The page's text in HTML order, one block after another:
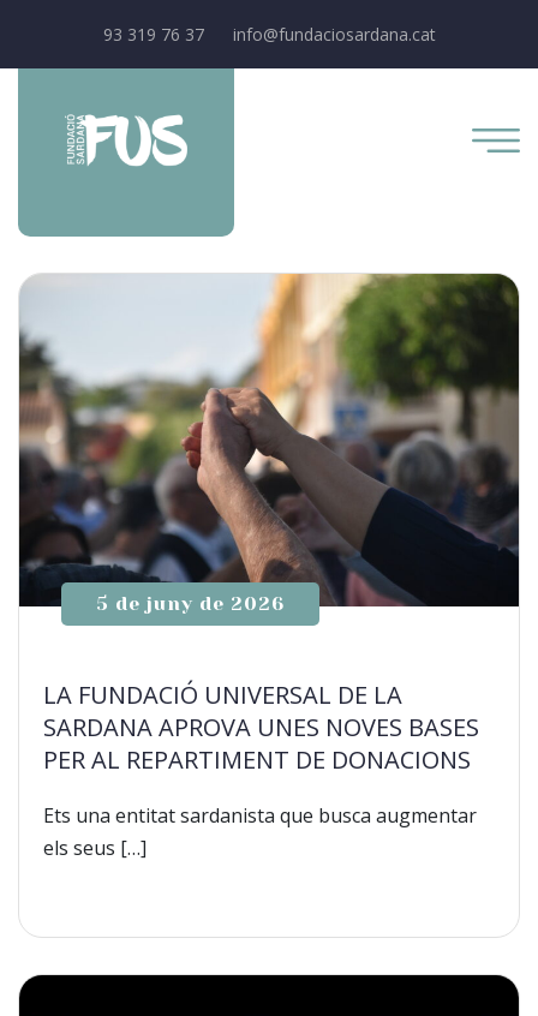
93 319 76 37 info@fundaciosardana.cat
5 de juny de 2026
LA FUNDACIÓ UNIVERSAL DE LA
SARDANA APROVA UNES NOVES BASES
PER AL REPARTIMENT DE DONACIONS
Ets una entitat sardanista que busca augmentar
els seus […]